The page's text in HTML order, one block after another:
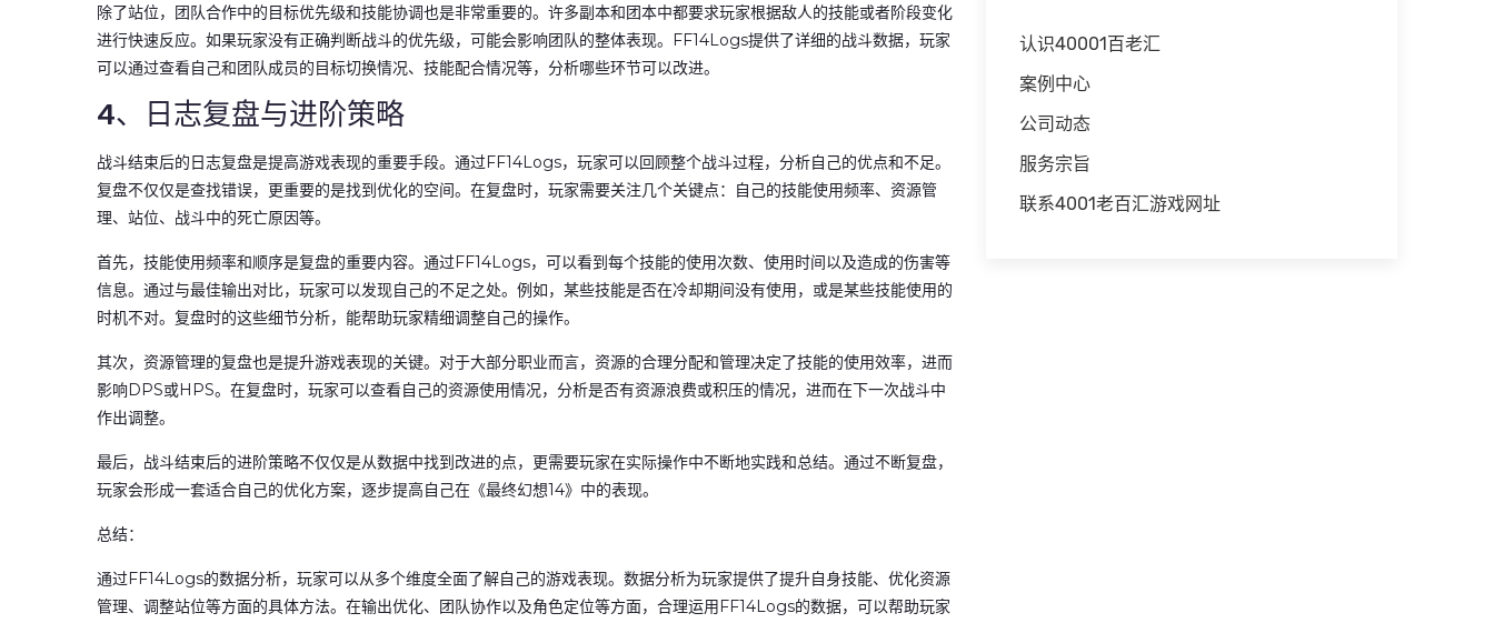
除了站位，团队合作中的目标优先级和技能协调也是非常重要的。许多副本和团本中都要求玩家根据敌人的技能或者阶段变化
进行快速反应。如果玩家没有正确判断战斗的优先级，可能会影响团队的整体表现。FF14Logs提供了详细的战斗数据，玩家
可以通过查看自己和团队成员的目标切换情况、技能配合情况等，分析哪些环节可以改进。
4、日志复盘与进阶策略
战斗结束后的日志复盘是提高游戏表现的重要手段。通过FF14Logs，玩家可以回顾整个战斗过程，分析自己的优点和不足。
复盘不仅仅是查找错误，更重要的是找到优化的空间。在复盘时，玩家需要关注几个关键点：自己的技能使用频率、资源管
理、站位、战斗中的死亡原因等。
首先，技能使用频率和顺序是复盘的重要内容。通过FF14Logs，可以看到每个技能的使用次数、使用时间以及造成的伤害等
信息。通过与最佳输出对比，玩家可以发现自己的不足之处。例如，某些技能是否在冷却期间没有使用，或是某些技能使用的
时机不对。复盘时的这些细节分析，能帮助玩家精细调整自己的操作。
其次，资源管理的复盘也是提升游戏表现的关键。对于大部分职业而言，资源的合理分配和管理决定了技能的使用效率，进而
影响DPS或HPS。在复盘时，玩家可以查看自己的资源使用情况，分析是否有资源浪费或积压的情况，进而在下一次战斗中
作出调整。
最后，战斗结束后的进阶策略不仅仅是从数据中找到改进的点，更需要玩家在实际操作中不断地实践和总结。通过不断复盘，
玩家会形成一套适合自己的优化方案，逐步提高自己在《最终幻想14》中的表现。
总结：
通过FF14Logs的数据分析，玩家可以从多个维度全面了解自己的游戏表现。数据分析为玩家提供了提升自身技能、优化资源
管理、调整站位等方面的具体方法。在输出优化、团队协作以及角色定位等方面，合理运用FF14Logs的数据，可以帮助玩家
认识40001百老汇
案例中心
公司动态
服务宗旨
联系4001老百汇游戏网址